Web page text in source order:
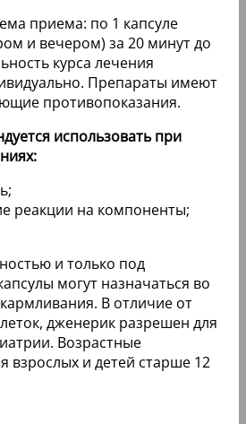
приема: по 1 капсуле
и вечером) за 20 минут до
курса лечения
Препараты имеют
противопоказания.
использовать при
реакции на компоненты;
и только под
могут назначаться во
В отличие от
дженерик разрешен для
Возрастные
взрослых и детей старше 12